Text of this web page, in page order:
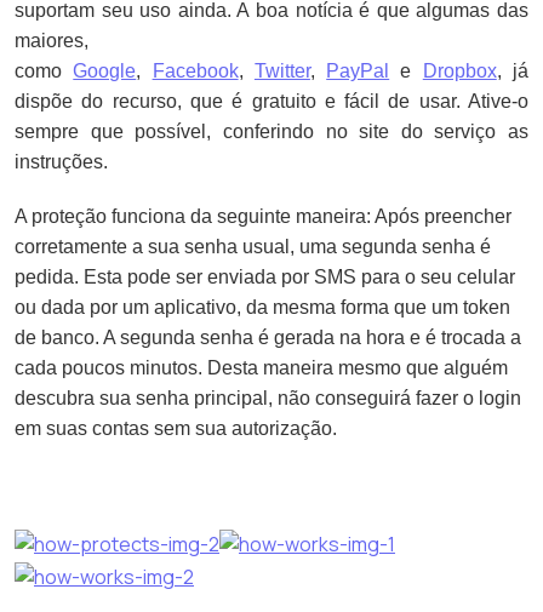
suportam seu uso ainda. A boa notícia é que algumas das
maiores,
comoGoogle, Facebook, Twitter, PayPal e Dropbox, já
dispõe do recurso, que é gratuito e fácil de usar. Ative-o
sempre que possível, conferindo no site do serviço as
instruções.
A proteção funciona da seguinte maneira: Após preencher
corretamente a sua senha usual, uma segunda senha é
pedida. Esta pode ser enviada por SMS para o seu celular
ou dada por um aplicativo, da mesma forma que um token
de banco. A segunda senha é gerada na hora e é trocada a
cada poucos minutos. Desta maneira mesmo que alguém
descubra sua senha principal, não conseguirá fazer o login
em suas contas sem sua autorização.